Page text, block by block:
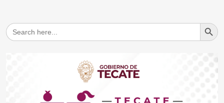
Search
for:
Search